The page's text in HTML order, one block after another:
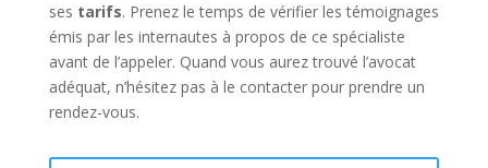
ses tarifs. Prenez le temps de vérifier les témoignages
émis par les internautes à propos de ce spécialiste
avant de l’appeler. Quand vous aurez trouvé l’avocat
adéquat, n’hésitez pas à le contacter pour prendre un
rendez-vous.